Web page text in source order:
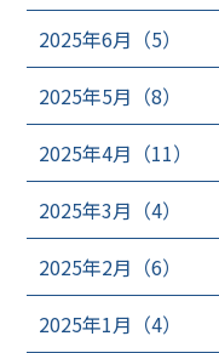
2025年6月（5）
2025年5月（8）
2025年4月（11）
2025年3月（4）
2025年2月（6）
2025年1月（4）